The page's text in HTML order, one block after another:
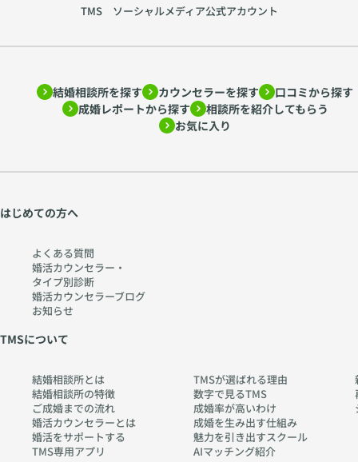
TMS ソーシャルメディア公式アカウント
結婚相談所を探す カウンセラーを探す
口コミから探す
成婚レポートから探す
相談所を紹介してもらう
お気に入り
はじめての方へ
よくある質問
婚活カウンセラー・
タイプ別診断
婚活カウンセラーブログ
お知らせ
TMSについて
結婚相談所とは
結婚相談所の特徴
ご成婚までの流れ
婚活カウンセラーとは
婚活をサポートする
TMS専用アプリ
TMSが選ばれる理由
数字で見るTMS
成婚率が高いわけ
成婚を生み出す仕組み
魅力を引き出すスクール
AIマッチング紹介